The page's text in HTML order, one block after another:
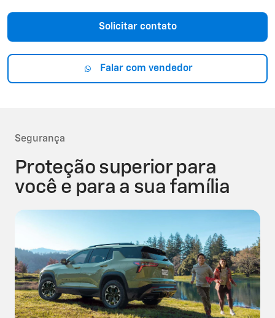
Solicitar contato
Falar com vendedor
Segurança
Proteção superior para
você e para a sua família